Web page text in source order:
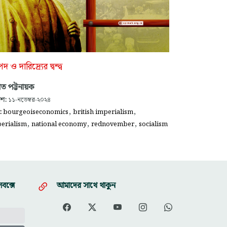
ও দারিদ্র্যের দ্বন্দ্ব
পট্টনায়ক
১১-নভেম্বর-২০২৪
bourgeoiseconomics, british imperialism,
, national economy, rednovember, socialism
আমাদের সাথে থাকুন